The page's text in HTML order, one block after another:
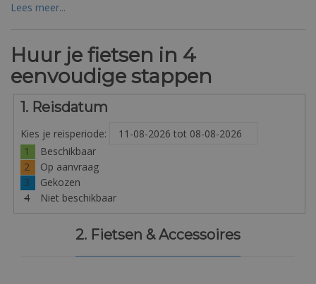
Lees meer...
Huur je fietsen in 4
eenvoudige stappen
1. Reisdatum
Kies je reisperiode:
1
Beschikbaar
2
Op aanvraag
3
Gekozen
4
Niet beschikbaar
2. Fietsen & Accessoires